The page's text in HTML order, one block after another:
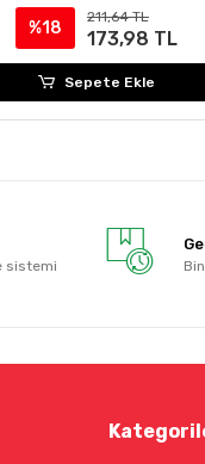
%18
211,64 TL
173,98 TL
Sepete Ekle
sistemi